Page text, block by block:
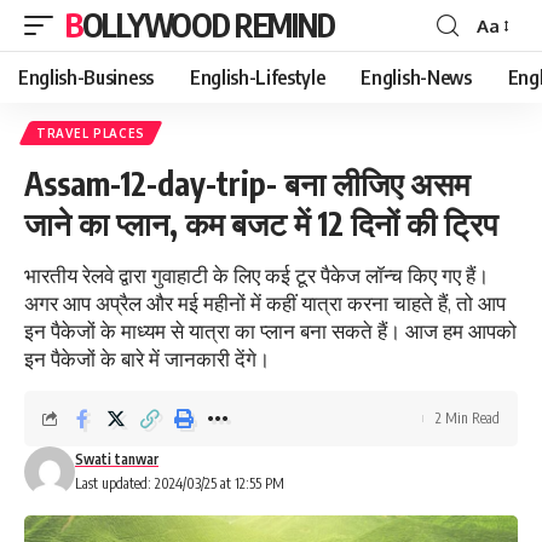
BOLLYWOOD REMIND
Font
Resizer
Aa
English-Business English-Lifestyle English-News
TRAVEL PLACES
Assam-12-day-trip- बना लीजिए असम
जाने का प्लान, कम बजट में 12 दिनों की ट्रिप
भारतीय रेलवे द्वारा गुवाहाटी के लिए कई टूर पैकेज लॉन्च किए गए हैं।
अगर आप अप्रैल और मई महीनों में कहीं यात्रा करना चाहते हैं, तो आप
इन पैकेजों के माध्यम से यात्रा का प्लान बना सकते हैं। आज हम आपको
इन पैकेजों के बारे में जानकारी देंगे।
Last updated: 2024/03/25 at 12:55 PM
Swati tanwar
2 Min Read